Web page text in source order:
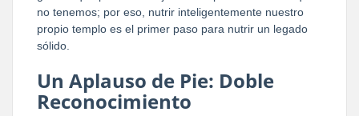
no tenemos; por eso, nutrir inteligentemente nuestro
propio templo es el primer paso para nutrir un legado
sólido.
Un Aplauso de Pie: Doble
Reconocimiento